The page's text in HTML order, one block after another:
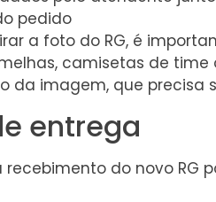
pedido
a foto do RG, é
camisetas de
da imagem, que precisa
entrega
recebimento do novo RG